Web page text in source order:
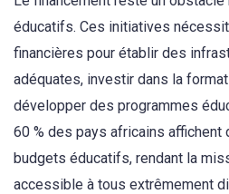
éducatifs. Ces initiatives
financières pour établir des
adéquates, investir dans la
développer des programmes
60 % des pays africains affichent
budgets éducatifs, rendant la
accessible à tous extrêmement